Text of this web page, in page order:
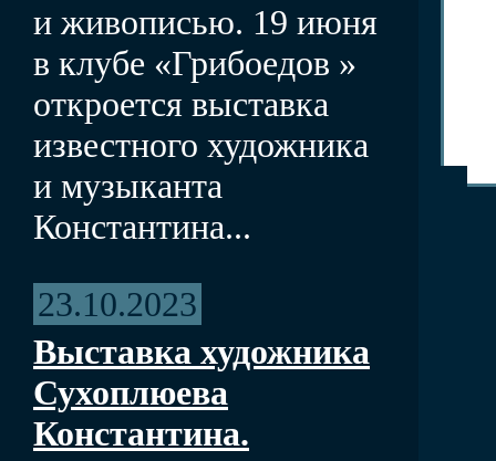
и живописью. 19 июня
в клубе «Грибоедов »
откроется выставка
известного художника
и музыканта
Константина...
23.10.2023
Выставка художника
Сухоплюева
Константина.